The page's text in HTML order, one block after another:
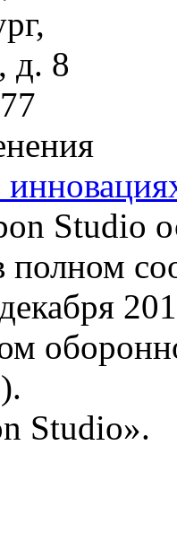
д. 8
Studio
полном
Studio».